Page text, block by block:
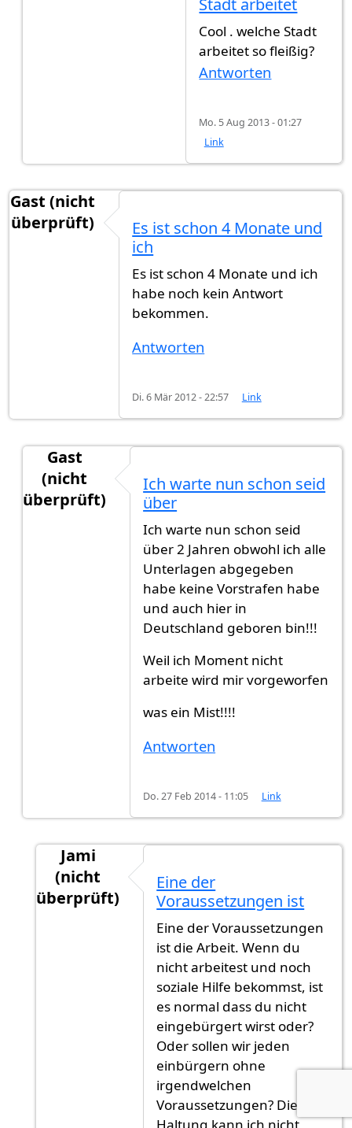
Cool . welche Stadt
arbeitet so fleißig?
Antworten
Mo. 5 Aug 2013 - 01:27
Link
Gast (nicht
überprüft)
Es ist schon 4 Monate und
ich
Es ist schon 4 Monate und ich
habe noch kein Antwort
bekommen.
Antworten
Di. 6 Mär 2012 - 22:57 Link
Gast
(nicht
überprüft)
Ich warte nun schon seid
über
Ich warte nun schon seid
über 2 Jahren obwohl ich alle
Unterlagen abgegeben
habe keine Vorstrafen habe
und auch hier in
Deutschland geboren bin!!!
Weil ich Moment nicht
arbeite wird mir vorgeworfen
was ein Mist!!!!
Antworten
Do. 27 Feb 2014 - 11:05 Link
Jami
(nicht
überprüft)
Ich warte nun schon seid über
Eine der
Voraussetzungen ist
Eine der Voraussetzungen
ist die Arbeit. Wenn du
nicht arbeitest und noch
soziale Hilfe bekommst, ist
es normal dass du nicht
eingebürgert wirst oder?
Oder sollen wir jeden
einbürgern ohne
irgendwelchen
Voraussetzungen? Diese